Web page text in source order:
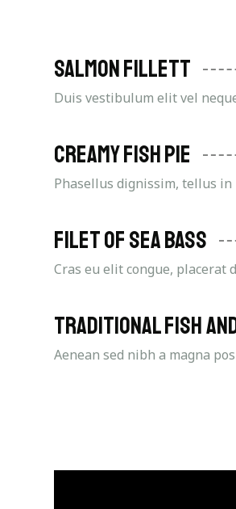
Salmon Fillett
Duis vestibulum elit vel
Creamy fish pie
Phasellus dignissim, tellus
Filet Of Sea Bass
Cras eu elit congue, placerat
Traditional Fish
Aenean sed nibh a magna